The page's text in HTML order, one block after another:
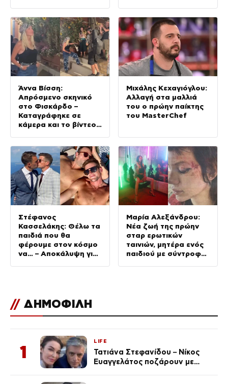
Άννα Βίσση:
Απρόσμενο σκηνικό
στο Φισκάρδο –
Καταγράφηκε σε
κάμερα και το βίντεο
Μιχάλης Κεχαγιόγλου:
Αλλαγή στα μαλλιά
του ο πρώην παίκτης
του MasterChef
Στέφανος
Κασσελάκης: Θέλω τα
παιδιά που θα
φέρουμε στον κόσμο
να… – Αποκάλυψη για
Μαρία Αλεξάνδρου:
Νέα ζωή της πρώην
σταρ ερωτικών
ταινιών, μητέρα ενός
παιδιού με σύντροφο
// ΔΗΜΟΦΙΛΗ
1
LIFE
Τατιάνα Στεφανίδου – Νίκος
Ευαγγελάτος ποζάρουν με